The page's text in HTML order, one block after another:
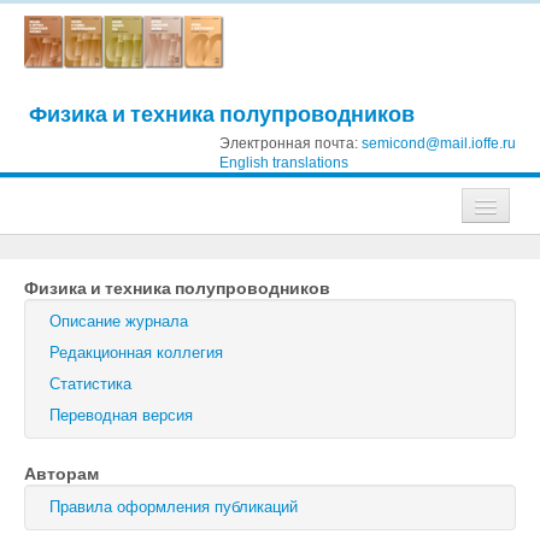
Физика и техника полупроводников
Электронная почта: semicond@mail.ioffe.ru
English translations
Журнал технической физики
Письма в Журнал технической физики
Физика твердого тела
Физика и техника полупроводников
Оптика и спектроскопия
Поиск
Физика и техника полупроводников
Описание журнала
Редакционная коллегия
Статистика
Переводная версия
Авторам
Правила оформления публикаций